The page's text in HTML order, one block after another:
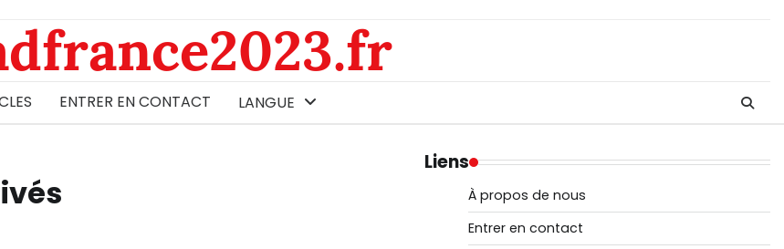
ENTRER EN CONTACT LANGUE
Liens
À propos de nous
Entrer en contact